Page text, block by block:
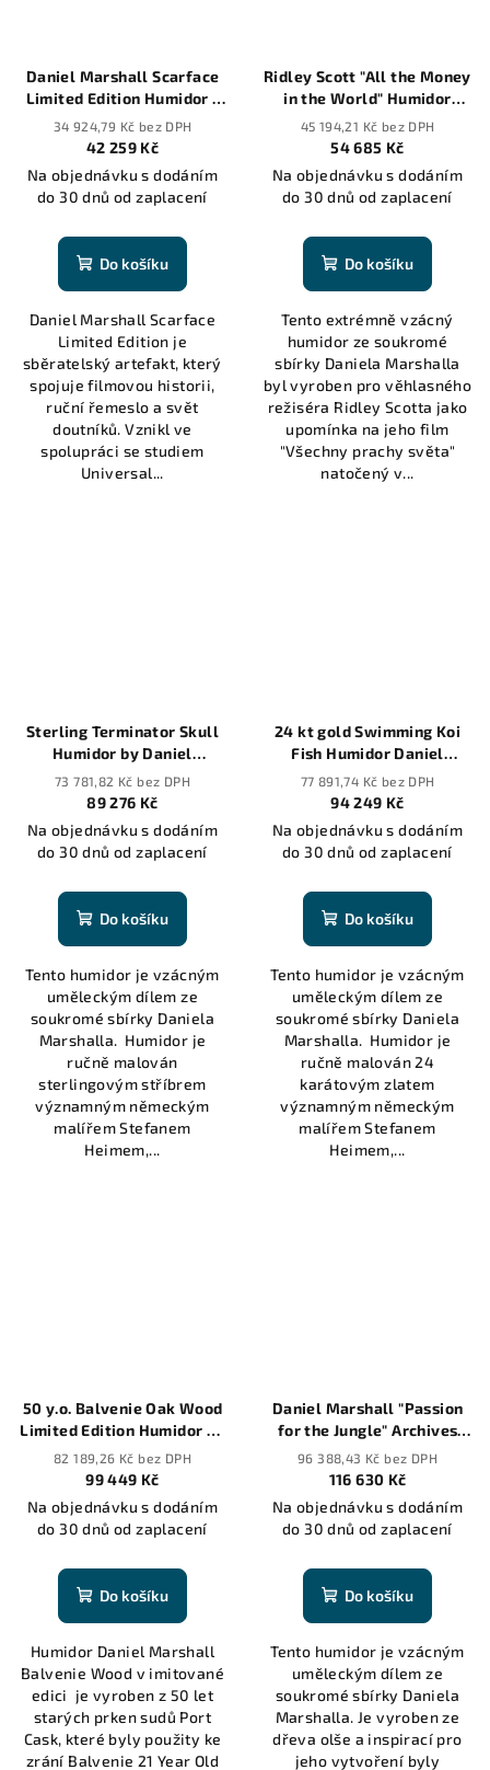
Daniel Marshall Scarface
Limited Edition Humidor -
100 cigars
34 924,79 Kč bez DPH
42 259 Kč
Na objednávku s dodáním
do 30 dnů od zaplacení
Do košíku
Daniel Marshall Scarface
Limited Edition je
sběratelský artefakt, který
spojuje filmovou historii,
ruční řemeslo a svět
doutníků. Vznikl ve
spolupráci se studiem
Universal...
Ridley Scott "All the Money
in the World" Humidor
Daniel Marshall Archives -
125 cigars
45 194,21 Kč bez DPH
54 685 Kč
Na objednávku s dodáním
do 30 dnů od zaplacení
Do košíku
Tento extrémně vzácný
humidor ze soukromé
sbírky Daniela Marshalla
byl vyroben pro věhlasného
režiséra Ridley Scotta jako
upomínka na jeho film
"Všechny prachy světa"
natočený v...
Sterling Terminator Skull
Humidor by Daniel
Marshall Archives
Collection - 20 cigars
73 781,82 Kč bez DPH
89 276 Kč
Na objednávku s dodáním
do 30 dnů od zaplacení
Do košíku
Tento humidor je vzácným
uměleckým dílem ze
soukromé sbírky Daniela
Marshalla. Humidor je
ručně malován
sterlingovým stříbrem
významným německým
malířem Stefanem
Heimem,...
24 kt gold Swimming Koi
Fish Humidor Daniel
Marshall Archives
Collection - 20 cigars
77 891,74 Kč bez DPH
94 249 Kč
Na objednávku s dodáním
do 30 dnů od zaplacení
Do košíku
Tento humidor je vzácným
uměleckým dílem ze
soukromé sbírky Daniela
Marshalla. Humidor je
ručně malován 24
karátovým zlatem
významným německým
malířem Stefanem
Heimem,...
50 y.o. Balvenie Oak Wood
Limited Edition Humidor by
Daniel Marshall
82 189,26 Kč bez DPH
99 449 Kč
Na objednávku s dodáním
do 30 dnů od zaplacení
Do košíku
Humidor Daniel Marshall
Balvenie Wood v imitované
edici je vyroben z 50 let
starých prken sudů Port
Cask, které byly použity ke
zrání Balvenie 21 Year Old
Daniel Marshall "Passion
for the Jungle" Archives
Collection Humidor - 165
cigars
96 388,43 Kč bez DPH
116 630 Kč
Na objednávku s dodáním
do 30 dnů od zaplacení
Do košíku
Tento humidor je vzácným
uměleckým dílem ze
soukromé sbírky Daniela
Marshalla. Je vyroben ze
dřeva olše a inspirací pro
jeho vytvoření byly